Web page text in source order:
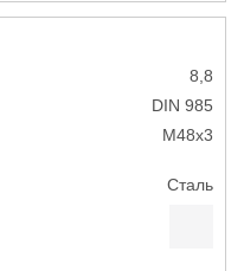
8,8
DIN 985
М48х3
Сталь